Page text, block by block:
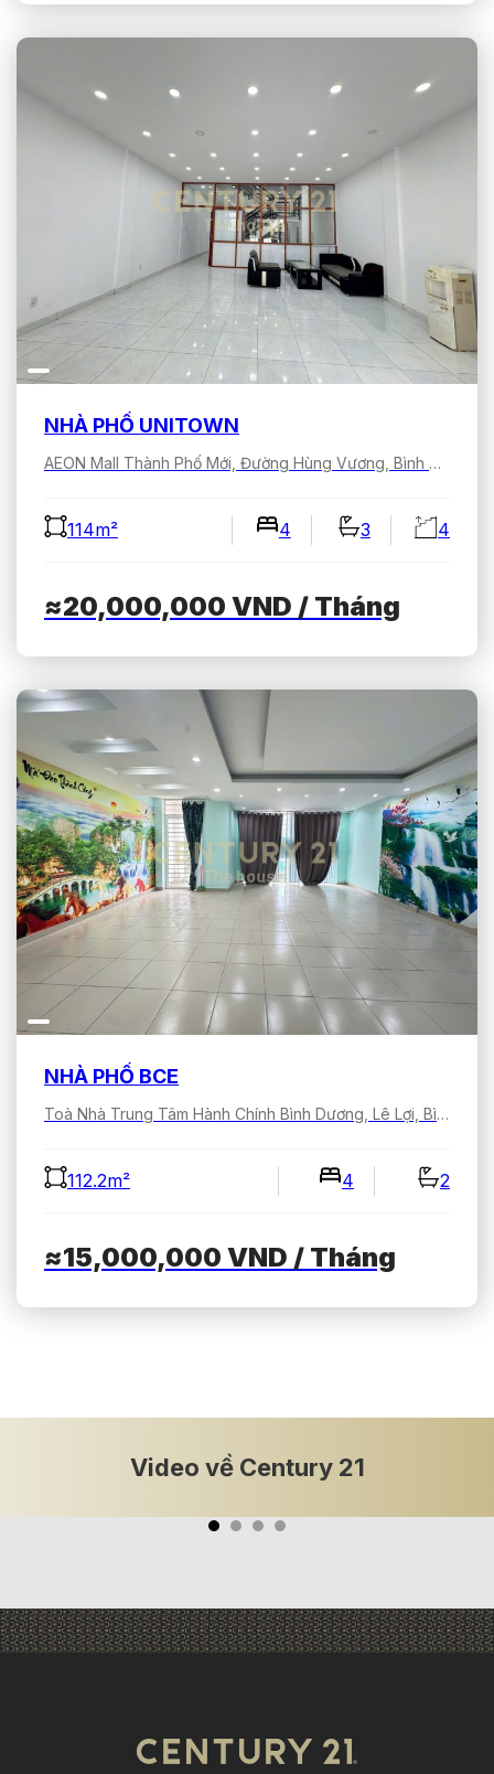
NHÀ PHỐ UNITOWN
AEON Mall Thành Phố Mới, Đường Hùng Vương, Bình Dương, Hồ Chí Minh, Việt Nam
114m² 4 3 4
≈20,000,000 VND / Tháng
NHÀ PHỐ BCE
Toà Nhà Trung Tâm Hành Chính Bình Dương, Lê Lợi, Bình Dương, Hồ Chí Minh, Việt Nam
112.2m² 4 2
≈15,000,000 VND / Tháng
Video về Century 21